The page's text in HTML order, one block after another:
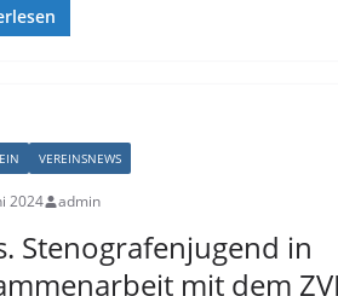
VEREINSNEWS
2024 admin
Stenografenjugend in
mit dem